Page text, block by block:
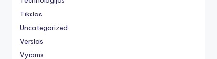
Tikslas
Uncategorized
Verslas
Vyrams